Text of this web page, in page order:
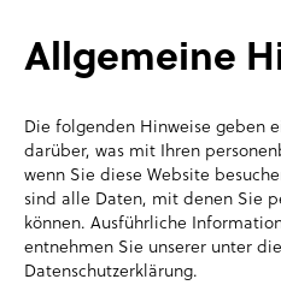
Allgemeine
Die folgenden Hinweise geben
darüber, was mit Ihren
wenn Sie diese Website
sind alle Daten, mit denen Sie
können. Ausführliche
entnehmen Sie unserer unter
Datenschutzerklärung.